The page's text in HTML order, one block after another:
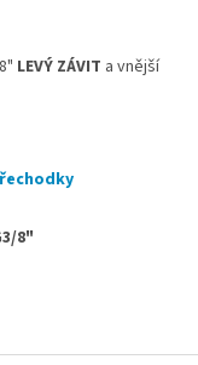
LEVÝ ZÁVIT a vnější
8"